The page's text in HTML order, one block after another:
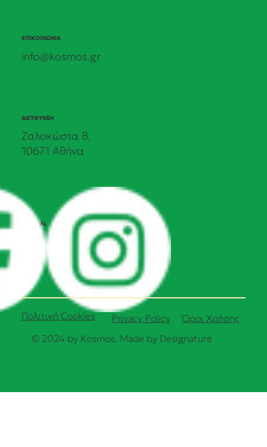
ΕΠΙΚΟΙΝΩΝΙΑ
info@kosmos.gr
ΔΙΕΥΘΥΝΣΗ
Ζαλοκώστα 8,
10671 Αθήνα
SOCIAL
© 2024 by Kosmos. Made by Designature
Πολιτική Cookies Όροι Χρήσης
Privacy Policy